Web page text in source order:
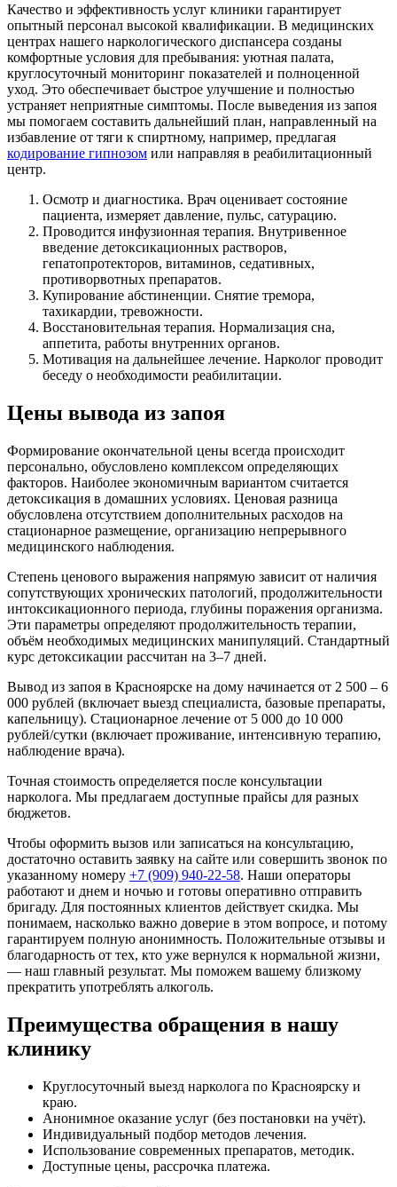
Качество и эффективность услуг клиники гарантирует
опытный персонал высокой квалификации. В медицинских
центрах нашего наркологического диспансера созданы
комфортные условия для пребывания: уютная палата,
круглосуточный мониторинг показателей и полноценной
уход. Это обеспечивает быстрое улучшение и полностью
устраняет неприятные симптомы. После выведения из запоя
мы помогаем составить дальнейший план, направленный на
избавление от тяги к спиртному, например, предлагая
кодирование гипнозом или направляя в реабилитационный
центр.
Осмотр и диагностика. Врач оценивает состояние
пациента, измеряет давление, пульс, сатурацию.
Проводится инфузионная терапия. Внутривенное
введение детоксикационных растворов,
гепатопротекторов, витаминов, седативных,
противорвотных препаратов.
Купирование абстиненции. Снятие тремора,
тахикардии, тревожности.
Восстановительная терапия. Нормализация сна,
аппетита, работы внутренних органов.
Мотивация на дальнейшее лечение. Нарколог проводит
беседу о необходимости реабилитации.
Цены вывода из запоя
Формирование окончательной цены всегда происходит
персонально, обусловлено комплексом определяющих
факторов. Наиболее экономичным вариантом считается
детоксикация в домашних условиях. Ценовая разница
обусловлена отсутствием дополнительных расходов на
стационарное размещение, организацию непрерывного
медицинского наблюдения.
Степень ценового выражения напрямую зависит от наличия
сопутствующих хронических патологий, продолжительности
интоксикационного периода, глубины поражения организма.
Эти параметры определяют продолжительность терапии,
объём необходимых медицинских манипуляций. Стандартный
курс детоксикации рассчитан на 3–7 дней.
Вывод из запоя в Красноярске на дому начинается от 2 500 – 6
000 рублей (включает выезд специалиста, базовые препараты,
капельницу). Стационарное лечение от 5 000 до 10 000
рублей/сутки (включает проживание, интенсивную терапию,
наблюдение врача).
Точная стоимость определяется после консультации
нарколога. Мы предлагаем доступные прайсы для разных
бюджетов.
Чтобы оформить вызов или записаться на консультацию,
достаточно оставить заявку на сайте или совершить звонок по
указанному номеру +7 (909) 940-22-58. Наши операторы
работают и днем и ночью и готовы оперативно отправить
бригаду. Для постоянных клиентов действует скидка. Мы
понимаем, насколько важно доверие в этом вопросе, и потому
гарантируем полную анонимность. Положительные отзывы и
благодарность от тех, кто уже вернулся к нормальной жизни,
— наш главный результат. Мы поможем вашему близкому
прекратить употреблять алкоголь.
Преимущества обращения в нашу
клинику
Круглосуточный выезд нарколога по Красноярску и
краю.
Анонимное оказание услуг (без постановки на учёт).
Индивидуальный подбор методов лечения.
Использование современных препаратов, методик.
Доступные цены, рассрочка платежа.